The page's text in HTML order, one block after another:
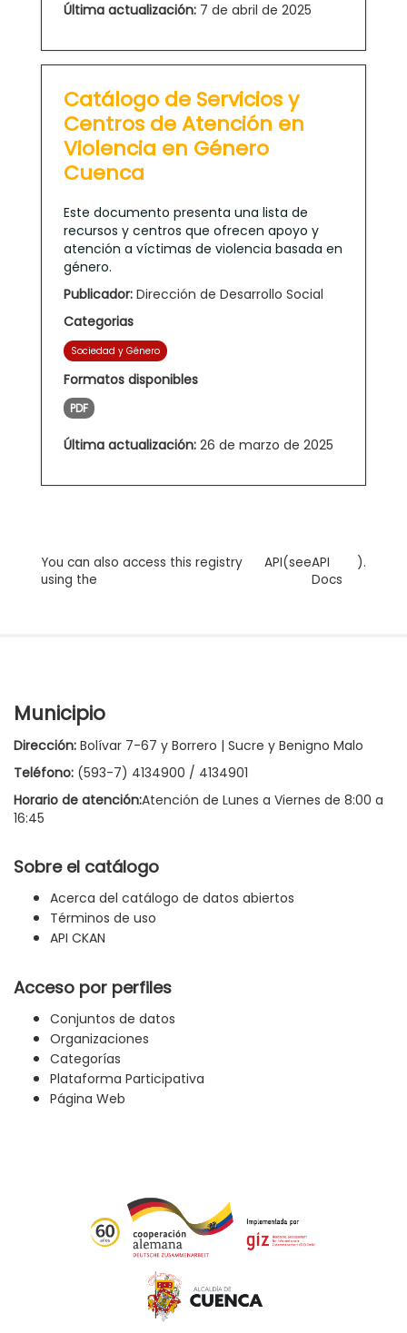
Última actualización: 7 de abril de 2025
Catálogo de Servicios y
Centros de Atención en
Violencia en Género
Cuenca
Este documento presenta una lista de
recursos y centros que ofrecen apoyo y
atención a víctimas de violencia basada en
género.
Publicador: Dirección de Desarrollo Social
Categorias
Sociedad y Género
Formatos disponibles
PDF
Última actualización: 26 de marzo de 2025
You can also access this registry
using the
API(seeAPI
Docs
).
Municipio
Dirección: Bolívar 7-67 y Borrero | Sucre y Benigno Malo
Teléfono: (593-7) 4134900 / 4134901
Horario de atención:Atención de Lunes a Viernes de 8:00 a
16:45
Sobre el catálogo
Acerca del catálogo de datos abiertos
Términos de uso
API CKAN
Acceso por perfiles
Conjuntos de datos
Organizaciones
Categorías
Plataforma Participativa
Página Web